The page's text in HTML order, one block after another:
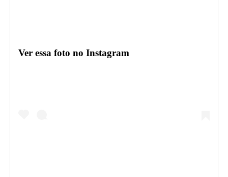
Ver essa foto no Instagram